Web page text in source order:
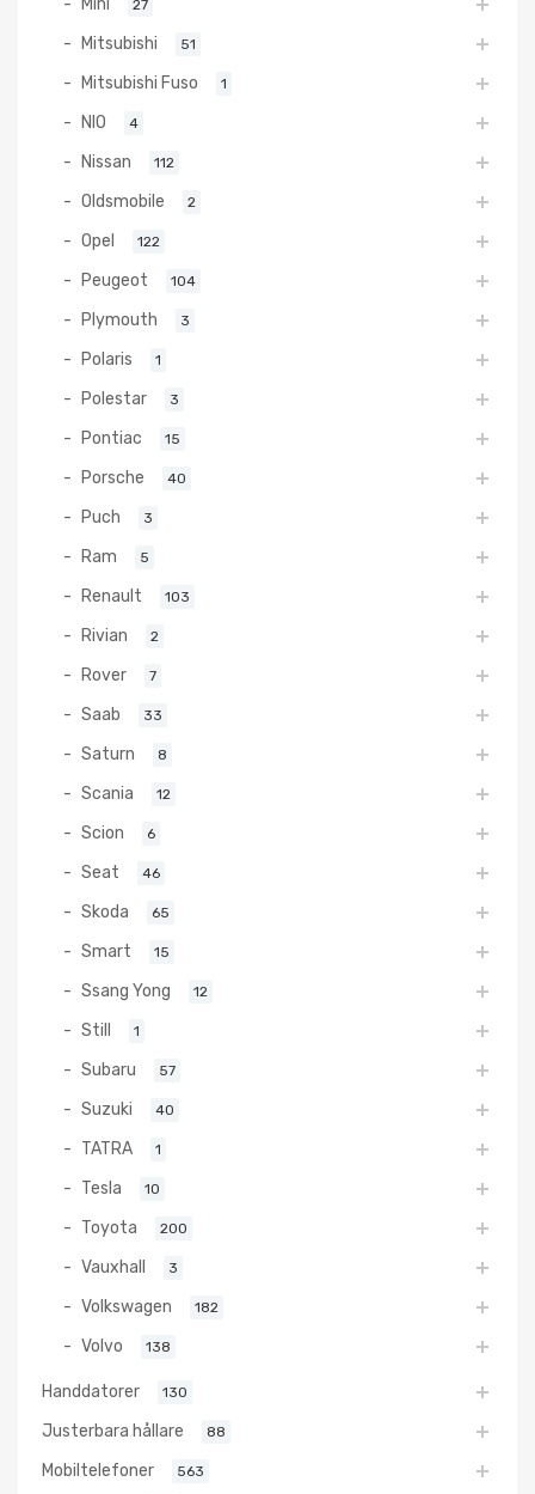
27
Mitsubishi 51
Mitsubishi Fuso 1
NIO 4
Nissan 112
Oldsmobile 2
Opel 122
Peugeot 104
Plymouth 3
Polaris 1
Polestar 3
Pontiac 15
Porsche 40
Puch 3
Ram 5
Renault 103
Rivian 2
Rover 7
Saab 33
Saturn 8
Scania 12
Scion 6
Seat 46
Skoda 65
Smart 15
Ssang Yong 12
Still 1
Subaru 57
Suzuki 40
TATRA 1
Tesla 10
Toyota 200
Vauxhall 3
Volkswagen 182
Volvo 138
Handdatorer 130
Justerbara hållare 88
Mobiltelefoner 563